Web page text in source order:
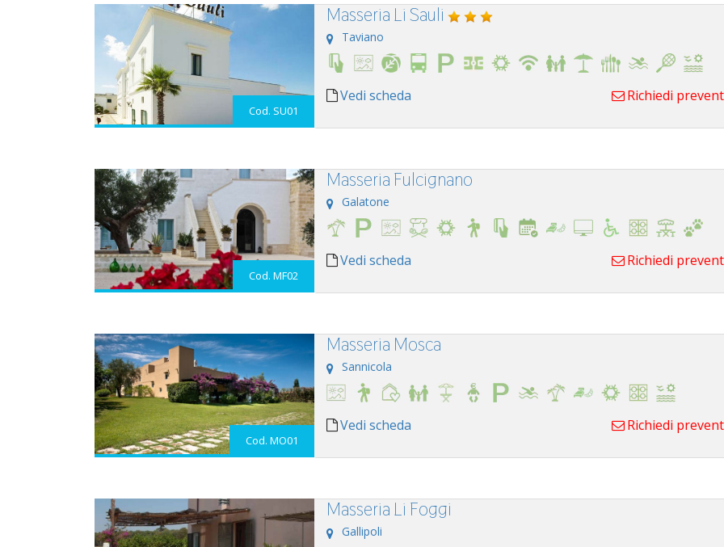
Cod. SU01
Masseria Li Sauli
Taviano
Vedi scheda Richiedi
Cod. MF02
Masseria Fulcignano
Galatone
Vedi scheda Richiedi
Cod. MO01
Masseria Mosca
Sannicola
Vedi scheda Richiedi
Masseria Li Foggi
Gallipoli